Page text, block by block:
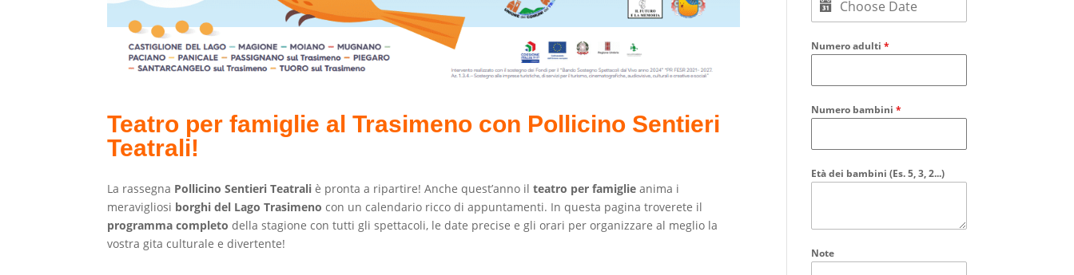
Teatro per famiglie al Trasimeno con Pollicino Sentieri
Teatrali!
La rassegna Pollicino Sentieri Teatrali è pronta a ripartire! Anche quest’anno ilteatro per famiglie anima i
meravigliosi borghi del Lago Trasimeno con un calendario ricco di appuntamenti. In questa pagina troverete il
programma completo della stagione con tutti gli spettacoli, le date precise e gli orari per organizzare al meglio la
vostra gita culturale e divertente!
Numero adulti*
Numero bambini*
Età dei bambini (Es. 5, 3, 2...)
Note